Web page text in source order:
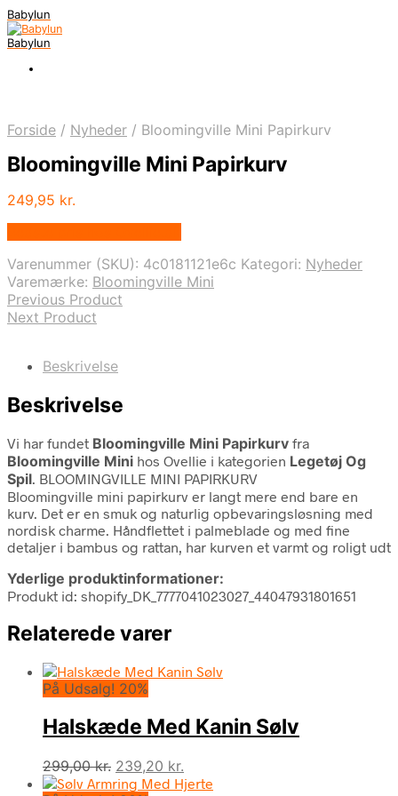
Babylun
Babylun
Forside / Nyheder / Bloomingville Mini Papirkurv
Bloomingville Mini Papirkurv
249,95 kr.
Varenummer (SKU): 4c0181121e6c Kategori: Nyheder
Varemærke: Bloomingville Mini
Previous Product
Next Product
Beskrivelse
Beskrivelse
Vi har fundet Bloomingville Mini Papirkurv fra
Bloomingville Mini hos Ovellie i kategorien Legetøj Og
Spil. BLOOMINGVILLE MINI PAPIRKURV
Bloomingville mini papirkurv er langt mere end bare en
kurv. Det er en smuk og naturlig opbevaringsløsning med
nordisk charme. Håndflettet i palmeblade og med fine
detaljer i bambus og rattan, har kurven et varmt og roligt udt
Yderlige produktinformationer:
Produkt id: shopify_DK_7777041023027_44047931801651
Relaterede varer
På Udsalg! 20%
Halskæde Med Kanin Sølv
299,00kr. Den
oprindelige
239,20 kr.
aktuelle